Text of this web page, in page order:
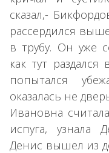
сказал,-
рассердился
в трубу. Он уже
как тут
попытался
оказалась не
Ивановна
испуга, узнала
Денис вышел из